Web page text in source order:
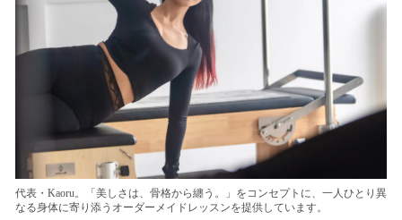
代表・Kaoru。「美しさは、骨格から纏う。」をコンセプトに、一人ひとり異
なる身体に寄り添うオーダーメイドレッスンを提供しています。